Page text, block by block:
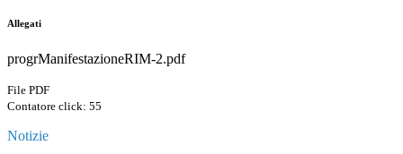
Allegati
progrManifestazioneRIM-2.pdf
File PDF
Contatore click: 55
Notizie